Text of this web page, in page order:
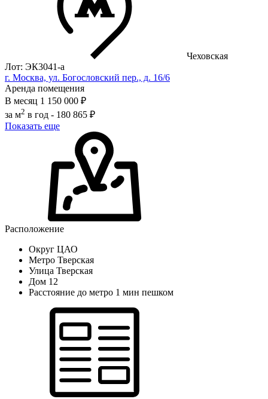
Чеховская
Лот: ЭК3041-a
г. Москва, ул. Богословский пер., д. 16/6
Аренда помещения
В месяц 1 150 000 ₽
за м2 в год - 180 865 ₽
Показать еще
Расположение
Округ ЦАО
Метро Тверская
Улица Тверская
Дом 12
Расстояние до метро 1 мин пешком